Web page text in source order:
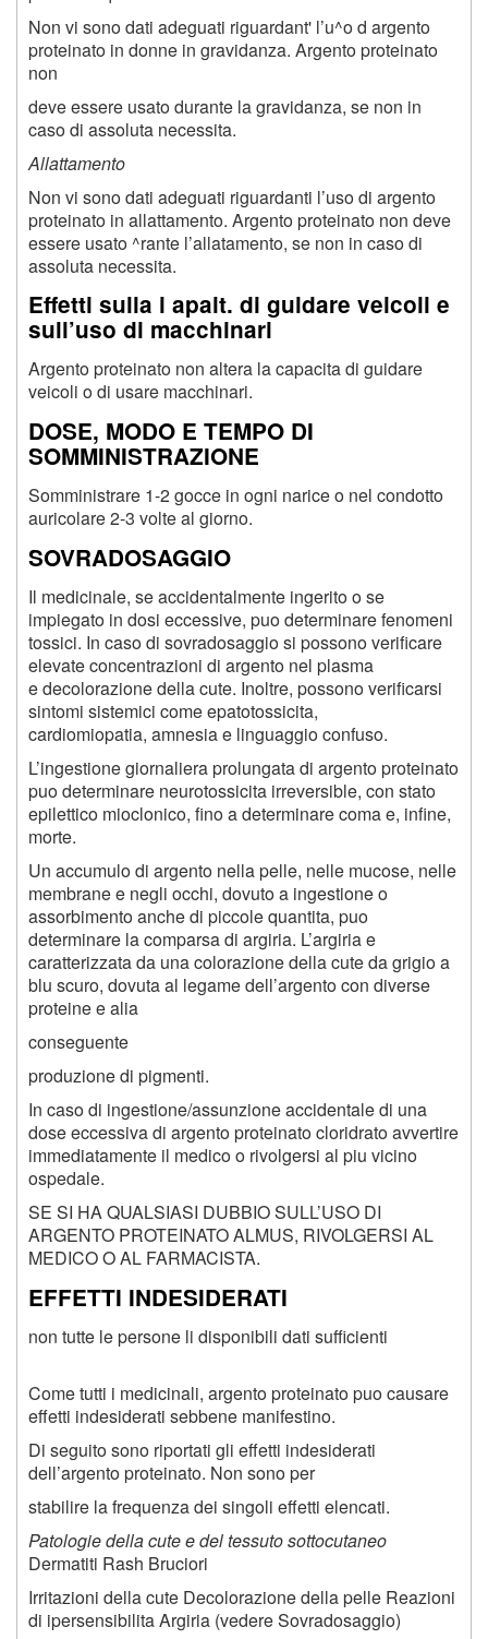
Non vi sono dati adeguati riguardant' l’u^o d argento
proteinato in donne in gravidanza. Argento proteinato
non
deve essere usato durante la gravidanza, se non in
caso di assoluta necessita.
Allattamento
Non vi sono dati adeguati riguardanti l’uso di argento
proteinato in allattamento. Argento proteinato non deve
essere usato ^rante l’allatamento, se non in caso di
assoluta necessita.
Effetti sulla i apait. di guidare veicoli e
sull’uso di macchinari
Argento proteinato non altera la capacita di guidare
veicoli o di usare macchinari.
DOSE, MODO E TEMPO DI
SOMMINISTRAZIONE
Somministrare 1-2 gocce in ogni narice o nel condotto
auricolare 2-3 volte al giorno.
SOVRADOSAGGIO
Il medicinale, se accidentalmente ingerito o se
impiegato in dosi eccessive, puo determinare fenomeni
tossici. In caso di sovradosaggio si possono verificare
elevate concentrazioni di argento nel plasma
e decolorazione della cute. Inoltre, possono verificarsi
sintomi sistemici come epatotossicita,
cardiomiopatia, amnesia e linguaggio confuso.
L’ingestione giornaliera prolungata di argento proteinato
puo determinare neurotossicita irreversible, con stato
epilettico mioclonico, fino a determinare coma e, infine,
morte.
Un accumulo di argento nella pelle, nelle mucose, nelle
membrane e negli occhi, dovuto a ingestione o
assorbimento anche di piccole quantita, puo
determinare la comparsa di argiria. L’argiria e
caratterizzata da una colorazione della cute da grigio a
blu scuro, dovuta al legame dell’argento con diverse
proteine e alia
conseguente
produzione di pigmenti.
In caso di ingestione/assunzione accidentale di una
dose eccessiva di argento proteinato cloridrato avvertire
immediatamente il medico o rivolgersi al piu vicino
ospedale.
SE SI HA QUALSIASI DUBBIO SULL’USO DI
ARGENTO PROTEINATO ALMUS, RIVOLGERSI AL
MEDICO O AL FARMACISTA.
EFFETTI INDESIDERATI
non tutte le persone li disponibili dati sufficienti
Come tutti i medicinali, argento proteinato puo causare
effetti indesiderati sebbene manifestino.
Di seguito sono riportati gli effetti indesiderati
dell’argento proteinato. Non sono per
stabilire la frequenza dei singoli effetti elencati.
Patologie della cute e del tessuto sottocutaneo
Dermatiti Rash Bruciori
Irritazioni della cute Decolorazione della pelle Reazioni
di ipersensibilita Argiria (vedere Sovradosaggio)